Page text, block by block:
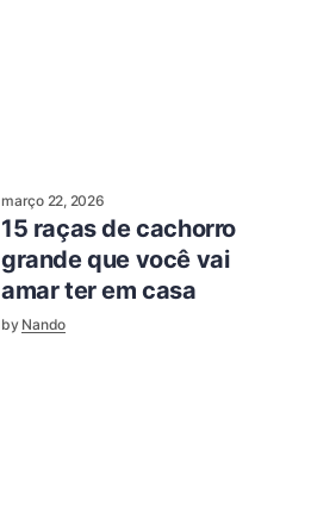
março 22, 2026
15 raças de cachorro
grande que você vai
amar ter em casa
by Nando